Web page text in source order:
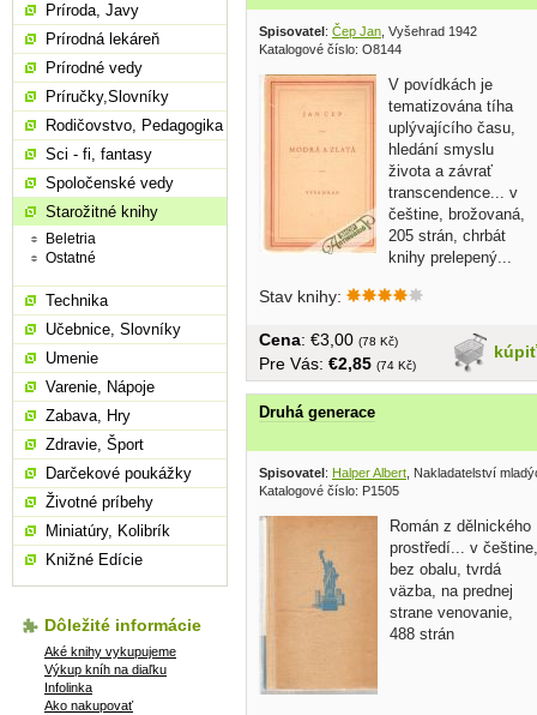
Spisovatel: Čep Jan , Vyšehrad 1942
Katalogové číslo: O8144
V povídkách je
tematizována tíha
uplývajícího času,
hledání smyslu
života a závrať
transcendence... v
češtine, brožovaná,
205 strán, chrbát
knihy prelepený...
Stav knihy:
kúpiť
Cena: €3,00 (78 Kč)
Pre Vás: €2,85 (74 Kč)
Druhá generace
Spisovatel : Halper Albert, Nakladatelství
Katalogové číslo: P1505
Román z dělnického
prostředí... v češtine,
bez obalu, tvrdá
väzba, na prednej
strane venovanie,
488 strán
Príroda, Javy
Prírodná lekáreň
Prírodné vedy
Príručky,Slovníky
Rodičovstvo, Pedagogika
Sci - fi, fantasy
Spoločenské vedy
Starožitné knihy
Beletria
Ostatné
Technika
Učebnice, Slovníky
Umenie
Varenie, Nápoje
Zabava, Hry
Zdravie, Šport
Darčekové poukážky
Životné príbehy
Miniatúry, Kolibrík
Knižné Edície
Dôležité informácie
Aké knihy vykupujeme
Výkup kníh na diaľku
Infolinka
Ako nakupovať